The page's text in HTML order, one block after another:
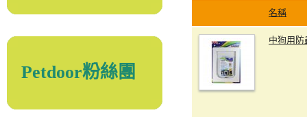
Petdoor粉絲團
名稱
中狗用防